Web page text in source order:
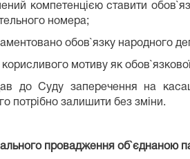
компетенцією ставити
номера;
обов`язку народного
мотиву як
до Суду заперечення на
потрібно залишити без зміни.
провадження об`єднаною